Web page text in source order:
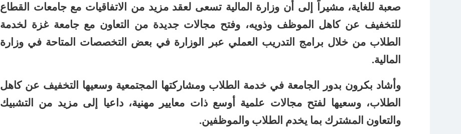
صعبة للغاية، مشيراً إلى أن وزارة المالية تسعى لعقد مزيد من الاتفاقيات مع جامعات القطاع
للتخفيف عن كاهل الموظف وذويه، وفتح مجالات جديدة من التعاون مع جامعة غزة لخدمة
الطلاب من خلال برامج التدريب العملي عبر الوزارة في بعض التخصصات المتاحة في وزارة
المالية.
وأشاد بكرون بدور الجامعة في خدمة الطلاب ومشاركتها المجتمعية وسعيها التخفيف عن كاهل
الطلاب، وسعيها لفتح مجالات علمية أوسع ذات معايير مهنية، داعيا إلى مزيد من التشبيك
والتعاون المشترك بما يخدم الطلاب والموظفين.